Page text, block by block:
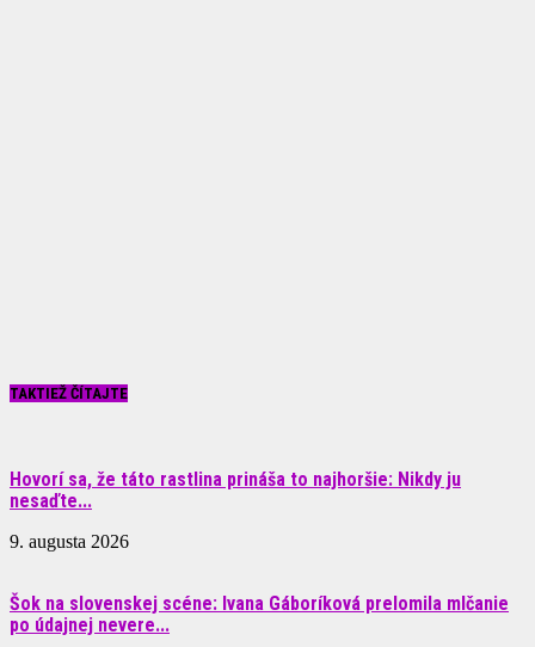
TAKTIEŽ ČÍTAJTE
Hovorí sa, že táto rastlina prináša to najhoršie: Nikdy ju
nesaďte...
9. augusta 2026
Šok na slovenskej scéne: Ivana Gáboríková prelomila mlčanie
po údajnej nevere...